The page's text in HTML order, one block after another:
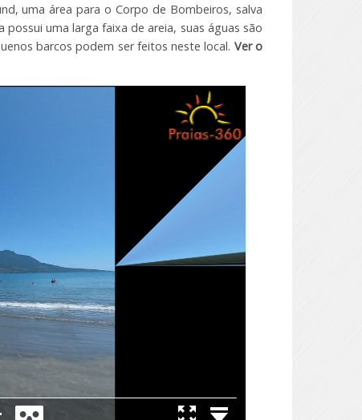
uma área para o Corpo de Bombeiros, salva
uma larga faixa de areia, suas águas são
barcos podem ser feitos neste local. Ver o